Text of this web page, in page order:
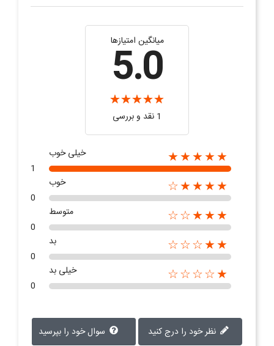
میانگین امتیازها
5.0
1 نقد و بررسی
★★★★★
خیلی خوب
1
★★★★☆
خوب
0
★★★☆☆
متوسط
0
★★☆☆☆
بد
0
★☆☆☆☆
خیلی بد
0
سوال خود را بپرسید